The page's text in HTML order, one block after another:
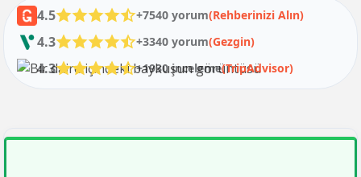
+7540 yorum(Rehberinizi Alın)
4.5
+3340 yorum(Gezgin)
4.3
+1930 inceleme(TripAdvisor)
4.3